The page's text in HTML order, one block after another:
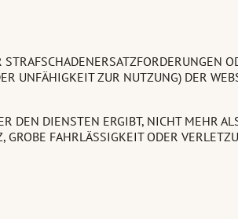
UNFÄHIGKEIT ZUR NUTZUNG) DER
DEN DIENSTEN ERGIBT, NICHT MEHR
FAHRLÄSSIGKEIT ODER